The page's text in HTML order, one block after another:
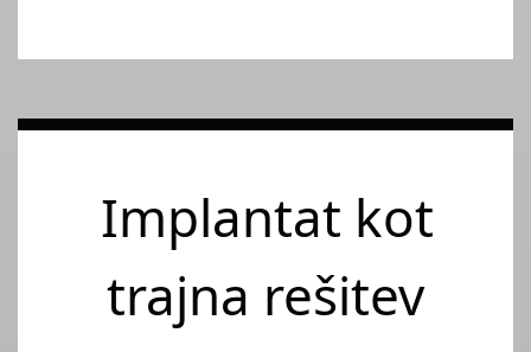
Implantat kot
trajna rešitev